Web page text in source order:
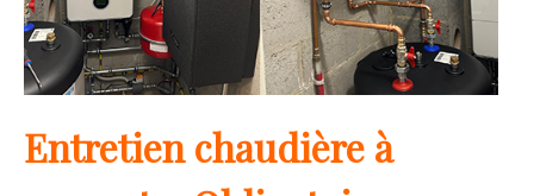
Entretien chaudière à